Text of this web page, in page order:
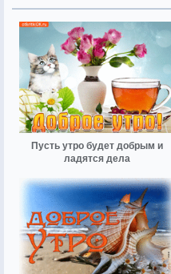
Пусть утро будет добрым и
ладятся дела